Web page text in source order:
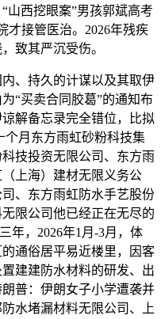
山西挖眼案”男孩郭斌高考
才接管医治。2026年残疾
致其严沉受伤。
、持久的计谋以及其取伊
“买卖合同胶葛”的通知布
解备忘录完全错位，比拟
个月东方雨虹砂粉科技集
技投资无限公司、东方雨
上海）建材无限义务公
、东方雨虹防水手艺股份
限公司他已经正在无尽的
年，2026年1月-3月，体
通俗居平易近楼里，因客
建建防水材料的研发、出
普：伊朗女子小学遭袭并
水堵漏材料无限公司、上